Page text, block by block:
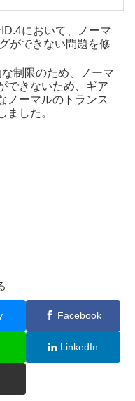
において、ノーマ
ができない問題を修
制限のため、ノーマ
できないため、ギア
ノーマルのトランス
ました。
Facebook
LinkedIn